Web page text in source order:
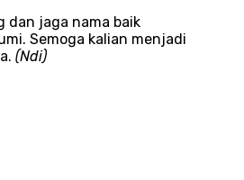
dan jaga nama baik
Semoga kalian menjadi
(Ndi)